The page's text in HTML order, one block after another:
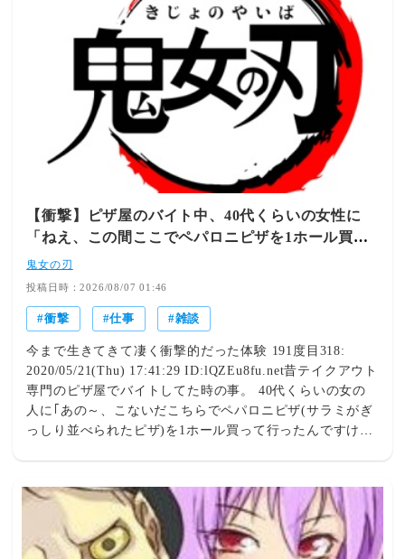
【衝撃】ピザ屋のバイト中、40代くらいの女性に
「ねえ、この間ここでペパロニピザを1ホール買っ
たのですが…」と話しかけられ…
鬼女の刃
投稿日時：2026/08/07 01:46
衝撃 仕事 雑談
今まで生きてきて凄く衝撃的だった体験 191度目318:
2020/05/21(Thu) 17:41:29 ID:lQZEu8fu.net昔テイクアウト
専門のピザ屋でバイトしてた時の事。 40代くらいの女の
人に｢あの～、こないだこちらでペパロニピザ(サラミがぎ
っしり並べられたピザ)を1ホール買って行ったんですけ
たんです。それをうちの長男がたまたま取って、サラミが
2枚、サラミが2枚って弟に自慢しながら食べるもんで、弟
が拗ねちゃって困ったんですよね…｣と言われた。 ｢あ、
はぁ…それはすみません…｣と言ったら｢弟の方が一旦泣き